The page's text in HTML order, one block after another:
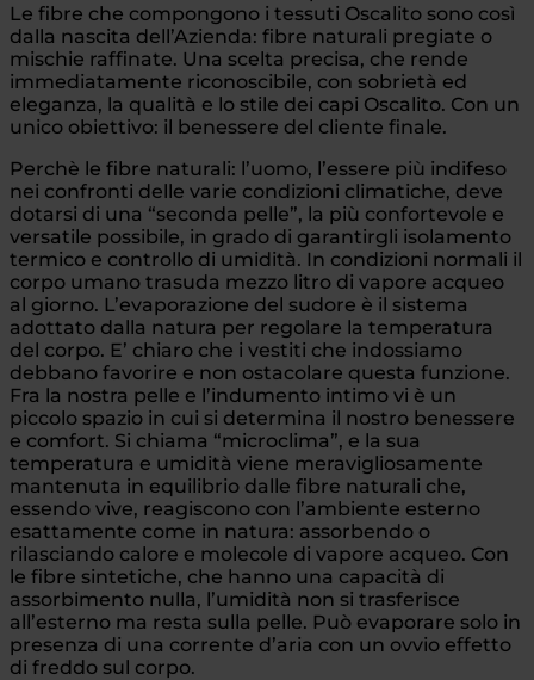
Le fibre che compongono i tessuti Oscalito sono così
dalla nascita dell’Azienda: fibre naturali pregiate o
mischie raffinate. Una scelta precisa, che rende
immediatamente riconoscibile, con sobrietà ed
eleganza, la qualità e lo stile dei capi Oscalito. Con un
unico obiettivo: il benessere del cliente finale.
Perchè le fibre naturali: l’uomo, l’essere più indifeso
nei confronti delle varie condizioni climatiche, deve
dotarsi di una “seconda pelle”, la più confortevole e
versatile possibile, in grado di garantirgli isolamento
termico e controllo di umidità. In condizioni normali il
corpo umano trasuda mezzo litro di vapore acqueo
al giorno. L’evaporazione del sudore è il sistema
adottato dalla natura per regolare la temperatura
del corpo. E’ chiaro che i vestiti che indossiamo
debbano favorire e non ostacolare questa funzione.
Fra la nostra pelle e l’indumento intimo vi è un
piccolo spazio in cui si determina il nostro benessere
e comfort. Si chiama “microclima”, e la sua
temperatura e umidità viene meravigliosamente
mantenuta in equilibrio dalle fibre naturali che,
essendo vive, reagiscono con l’ambiente esterno
esattamente come in natura: assorbendo o
rilasciando calore e molecole di vapore acqueo. Con
le fibre sintetiche, che hanno una capacità di
assorbimento nulla, l’umidità non si trasferisce
all’esterno ma resta sulla pelle. Può evaporare solo in
presenza di una corrente d’aria con un ovvio effetto
di freddo sul corpo.